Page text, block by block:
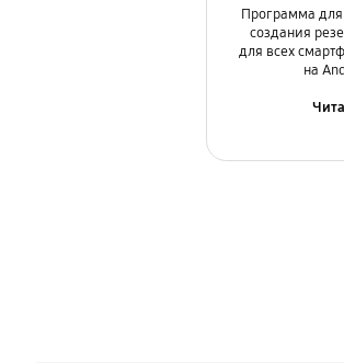
Программа
создания
для всех
на